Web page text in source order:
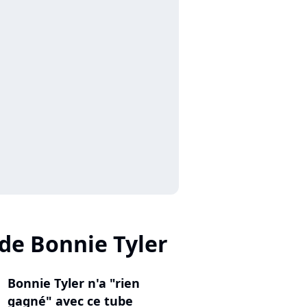
Bonnie Tyler
Bonnie Tyler n'a "rien
gagné" avec ce tube